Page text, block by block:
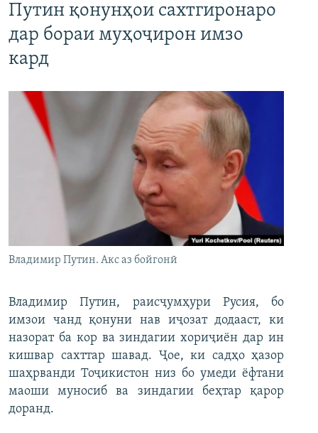
Путин қонунҳои сахтгиронаро
дар бораи муҳоҷирон имзо
кард
Владимир Путин. Акс аз бойгонӣ
Владимир Путин, раисҷумҳури Русия, бо
имзои чанд қонуни нав иҷозат додааст, ки
назорат ба кор ва зиндагии хориҷиён дар ин
кишвар сахттар шавад. Ҷое, ки садҳо ҳазор
шаҳрванди Тоҷикистон низ бо умеди ёфтани
маоши муносиб ва зиндагии беҳтар қарор
доранд.